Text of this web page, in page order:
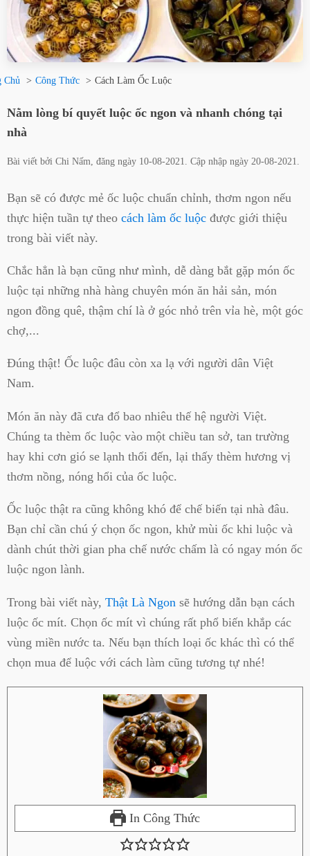
Chủ Công Thức Cách Làm Ốc Luộc
Nằm lòng bí quyết luộc ốc ngon và nhanh chóng tại
nhà
Bài viết bởi Chi Nấm, đăng ngày 10-08-2021. Cập nhập ngày 20-08-2021.
Bạn sẽ có được mẻ ốc luộc chuẩn chỉnh, thơm ngon nếu
thực hiện tuần tự theo cách làm ốc luộc được giới thiệu
trong bài viết này.
Chắc hẳn là bạn cũng như mình, dễ dàng bắt gặp món ốc
luộc tại những nhà hàng chuyên món ăn hải sản, món
ngon đồng quê, thậm chí là ở góc nhỏ trên vỉa hè, một góc
chợ,...
Đúng thật! Ốc luộc đâu còn xa lạ với người dân Việt
Nam.
Món ăn này đã cưa đổ bao nhiêu thế hệ người Việt.
Chúng ta thèm ốc luộc vào một chiều tan sở, tan trường
hay khi cơn gió se lạnh thổi đến, lại thấy thèm hương vị
thơm nồng, nóng hổi của ốc luộc.
Ốc luộc thật ra cũng không khó để chế biến tại nhà đâu.
Bạn chỉ cần chú ý chọn ốc ngon, khử mùi ốc khi luộc và
dành chút thời gian pha chế nước chấm là có ngay món ốc
luộc ngon lành.
Trong bài viết này, Thật Là Ngon sẽ hướng dẫn bạn cách
luộc ốc mít. Chọn ốc mít vì chúng rất phổ biến khắp các
vùng miền nước ta. Nếu bạn thích loại ốc khác thì có thể
chọn mua để luộc với cách làm cũng tương tự nhé!
In Công Thức